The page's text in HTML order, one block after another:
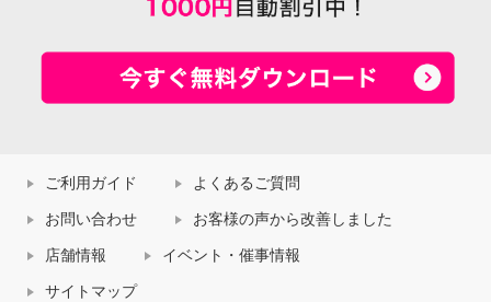
ご利用ガイド よくあるご質問
お問い合わせ お客様の声から改善しました
店舗情報 イベント・催事情報
サイトマップ